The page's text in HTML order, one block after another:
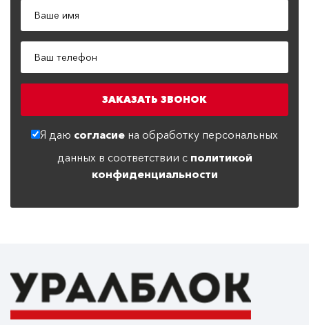
Я даю согласие на обработку персональных
данных в соответствии с политикой
конфиденциальности